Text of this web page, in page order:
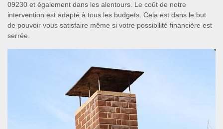
09230 et également dans les alentours. Le coût de notre
intervention est adapté à tous les budgets. Cela est dans le but
de pouvoir vous satisfaire même si votre possibilité financière est
serrée.